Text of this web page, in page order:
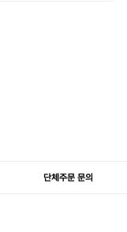
단체주문 문의